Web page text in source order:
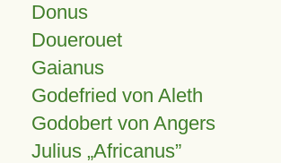
Donus
Douerouet
Gaianus
Godefried von Aleth
Godobert von Angers
Julius Africanus